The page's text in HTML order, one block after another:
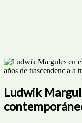
Ludwik